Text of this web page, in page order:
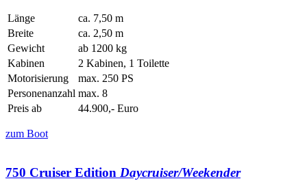
Länge
ca. 7,50 m
Breite
ca. 2,50 m
Gewicht
ab 1200 kg
Kabinen
2 Kabinen, 1 Toilette
Motorisierung
max. 250 PS
Personenanzahl max. 8
Preis ab
44.900,- Euro
zum Boot
750 Cruiser Edition Daycruiser/Weekender